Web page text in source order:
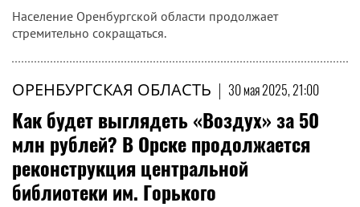
Население Оренбургской области продолжает
стремительно сокращаться.
ОРЕНБУРГСКАЯ ОБЛАСТЬ | 30 мая 2025, 21:00
Как будет выглядеть «Воздух» за 50
млн рублей? В Орске продолжается
реконструкция центральной
библиотеки им. Горького